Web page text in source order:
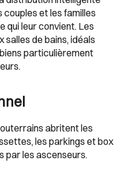
couples et les familles
qui leur convient. Les
de bains, idéals
particulièrement
abritent les
les parkings et box
par les ascenseurs.